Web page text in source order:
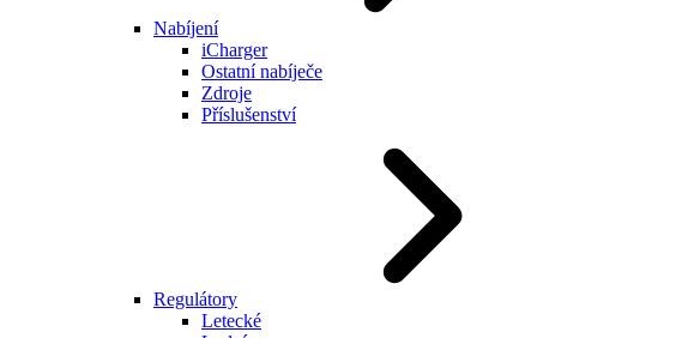
Nabíjení
iCharger
Ostatní nabíječe
Zdroje
Příslušenství
Regulátory
Letecké